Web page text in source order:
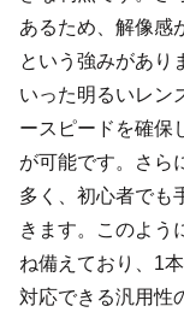
あるため、解像感
という強みがあり
いった明るいレン
ースピードを確保
が可能です。さら
多く、初心者でも
きます。このよう
ね備えており、1
対応できる汎用性